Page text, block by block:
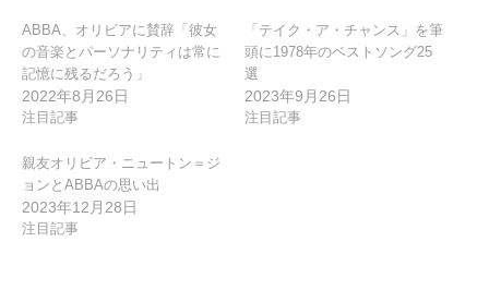
ン
ABBA、オリビアに賛辞「彼女
の音楽とパーソナリティは常に
記憶に残るだろう」
2022年8月26日
注目記事
「テイク・ア・チャンス」を筆
頭に1978年のベストソング25
選
2023年9月26日
注目記事
親友オリビア・ニュートン＝ジ
ョンとABBAの思い出
2023年12月28日
注目記事